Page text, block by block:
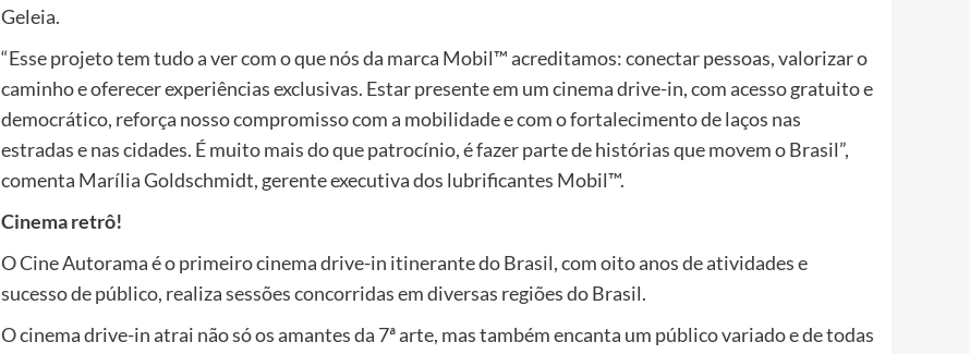
Geleia.
“Esse projeto tem tudo a ver com o que nós da marca Mobil™ acreditamos: conectar pessoas, valorizar o
caminho e oferecer experiências exclusivas. Estar presente em um cinema drive-in, com acesso gratuito e
democrático, reforça nosso compromisso com a mobilidade e com o fortalecimento de laços nas
estradas e nas cidades. É muito mais do que patrocínio, é fazer parte de histórias que movem o Brasil”,
comenta Marília Goldschmidt, gerente executiva dos lubrificantes Mobil™.
Cinema retrô!
O Cine Autorama é o primeiro cinema drive-in itinerante do Brasil, com oito anos de atividades e
sucesso de público, realiza sessões concorridas em diversas regiões do Brasil.
O cinema drive-in atrai não só os amantes da 7ª arte, mas também encanta um público variado e de todas